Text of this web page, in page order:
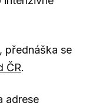
přednáška se
ČR.
adrese